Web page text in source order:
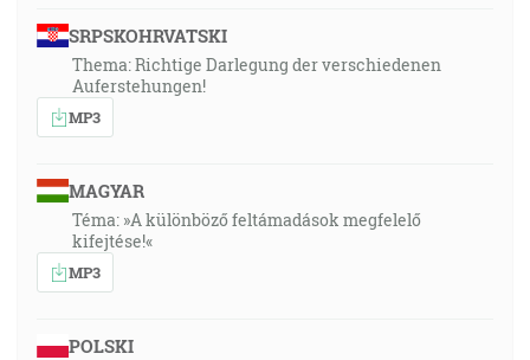
SRPSKOHRVATSKI
Thema: Richtige Darlegung der verschiedenen
Auferstehungen!
MP3
MAGYAR
Téma: »A különböző feltámadások megfelelő
kifejtése!«
MP3
POLSKI